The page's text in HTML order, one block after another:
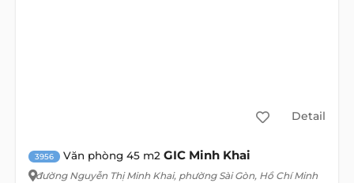
Detail
3956 Văn phòng 45 m2 GIC Minh Khai
đường Nguyễn Thị Minh Khai, phường Sài Gòn, Hồ Chí Minh